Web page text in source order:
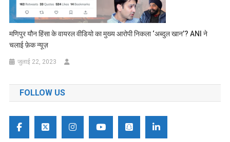
मणिपुर यौन हिंसा के वायरल वीडियो का मुख्य आरोपी निकला ‘अब्दुल खान’? ANI ने
चलाई फ़ेक न्यूज़
जुलाई 22, 2023
FOLLOW US